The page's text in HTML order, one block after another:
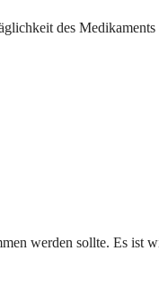
des
werden sollte. Es ist